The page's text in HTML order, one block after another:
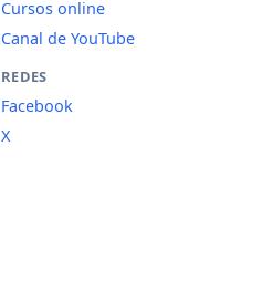
Cursos online
Canal de YouTube
REDES
Facebook
X